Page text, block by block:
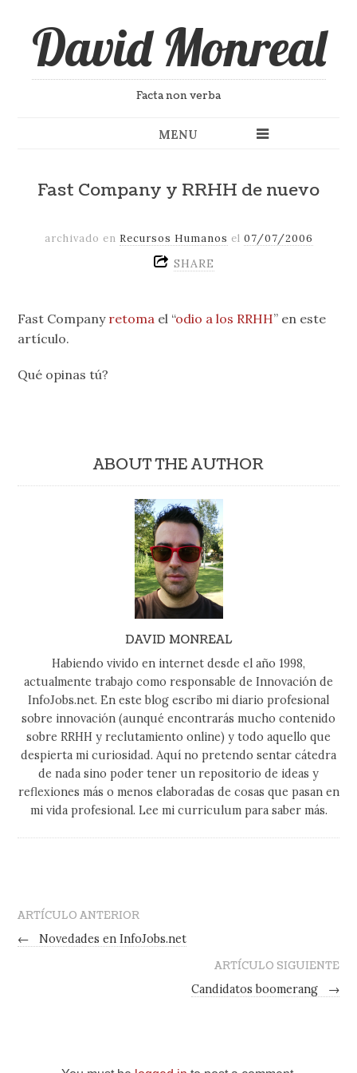
David Monreal
Facta non verba
MENU
Fast Company y RRHH de nuevo
archivado en Recursos Humanos el 07/07/2006
SHARE
Fast Company retoma el “odio a los RRHH” en este
artículo.
Qué opinas tú?
ABOUT THE AUTHOR
DAVID MONREAL
Habiendo vivido en internet desde el año 1998,
actualmente trabajo como responsable de Innovación de
InfoJobs.net. En este blog escribo mi diario profesional
sobre innovación (aunqué encontrarás mucho contenido
sobre RRHH y reclutamiento online) y todo aquello que
despierta mi curiosidad. Aquí no pretendo sentar cátedra
de nada sino poder tener un repositorio de ideas y
reflexiones más o menos elaboradas de cosas que pasan en
mi vida profesional. Lee mi curriculum para saber más.
ARTÍCULO ANTERIOR
←
Novedades en InfoJobs.net
ARTÍCULO SIGUIENTE
Candidatos boomerang
→